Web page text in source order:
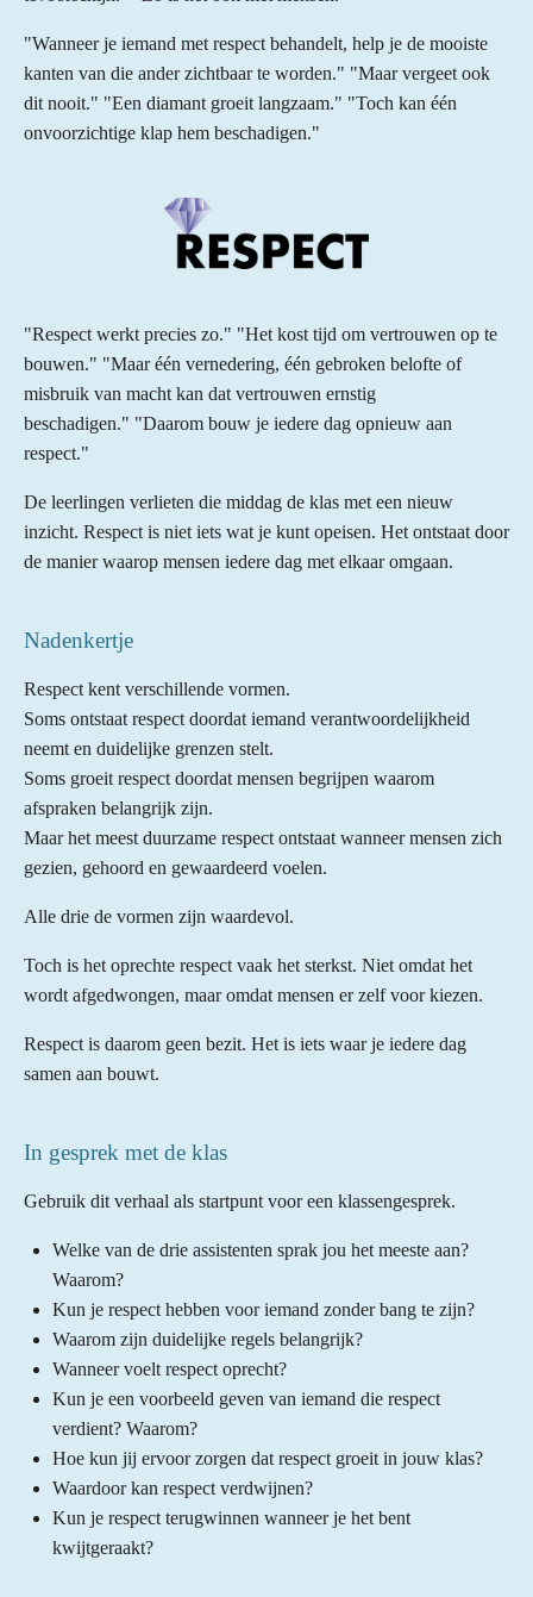
"Wanneer je iemand met respect behandelt, help je de mooiste
kanten van die ander zichtbaar te worden." "Maar vergeet ook
dit nooit." "Een diamant groeit langzaam." "Toch kan één
onvoorzichtige klap hem beschadigen."
"Respect werkt precies zo." "Het kost tijd om vertrouwen op te
bouwen." "Maar één vernedering, één gebroken belofte of
misbruik van macht kan dat vertrouwen ernstig
beschadigen." "Daarom bouw je iedere dag opnieuw aan
respect."
De leerlingen verlieten die middag de klas met een nieuw
inzicht. Respect is niet iets wat je kunt opeisen. Het ontstaat door
de manier waarop mensen iedere dag met elkaar omgaan.
Nadenkertje
Respect kent verschillende vormen.
Soms ontstaat respect doordat iemand verantwoordelijkheid
neemt en duidelijke grenzen stelt.
Soms groeit respect doordat mensen begrijpen waarom
afspraken belangrijk zijn.
Maar het meest duurzame respect ontstaat wanneer mensen zich
gezien, gehoord en gewaardeerd voelen.
Alle drie de vormen zijn waardevol.
Toch is het oprechte respect vaak het sterkst. Niet omdat het
wordt afgedwongen, maar omdat mensen er zelf voor kiezen.
Respect is daarom geen bezit. Het is iets waar je iedere dag
samen aan bouwt.
In gesprek met de klas
Gebruik dit verhaal als startpunt voor een klassengesprek.
Welke van de drie assistenten sprak jou het meeste aan?
Waarom?
Kun je respect hebben voor iemand zonder bang te zijn?
Waarom zijn duidelijke regels belangrijk?
Wanneer voelt respect oprecht?
Kun je een voorbeeld geven van iemand die respect
verdient? Waarom?
Hoe kun jij ervoor zorgen dat respect groeit in jouw klas?
Waardoor kan respect verdwijnen?
Kun je respect terugwinnen wanneer je het bent
kwijtgeraakt?